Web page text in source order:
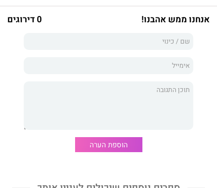
לגמרי. ג'ואנה רואה בקירה איום - בגלל שאיפותיה האמנותיות, יחסיה
המעוותים עם מלקולם והסוד המטלטל הקשור להפקה הקרובה.
הצגת הבכורה מתקרבת, וקירה וג'ואנה מתחילות להבין שהקיצוניות
המסוכנת של מלקולם מתגמדת לעומת הדברים שהן עצמן מסוגלות
לעשות.
הלוחמה הפסיכולוגית של התיאטרון ולוכדת בצורה מושלמת חממה
אל השיא השייקספירי. הדף האחרון ישאיר את הקורא בלי אוויר".
אנחנו ממש אהבנו! 0 דירוגים
הוספת הערה